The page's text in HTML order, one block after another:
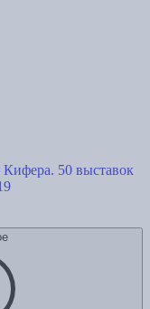
50 выставок